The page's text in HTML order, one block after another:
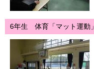
6年生 体育「マット運動」